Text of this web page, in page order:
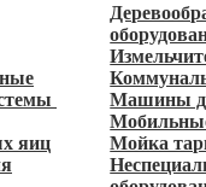
Машины
яиц
Мойка